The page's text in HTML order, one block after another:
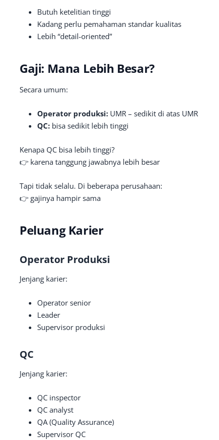
Butuh ketelitian tinggi
Kadang perlu pemahaman standar kualitas
Lebih “detail-oriented”
Gaji: Mana Lebih Besar?
Secara umum:
Operator produksi: UMR – sedikit di atas UMR
QC: bisa sedikit lebih tinggi
Kenapa QC bisa lebih tinggi?
👉 karena tanggung jawabnya lebih besar
Tapi tidak selalu. Di beberapa perusahaan:
👉 gajinya hampir sama
Peluang Karier
Operator Produksi
Jenjang karier:
Operator senior
Leader
Supervisor produksi
QC
Jenjang karier:
QC inspector
QC analyst
QA (Quality Assurance)
Supervisor QC